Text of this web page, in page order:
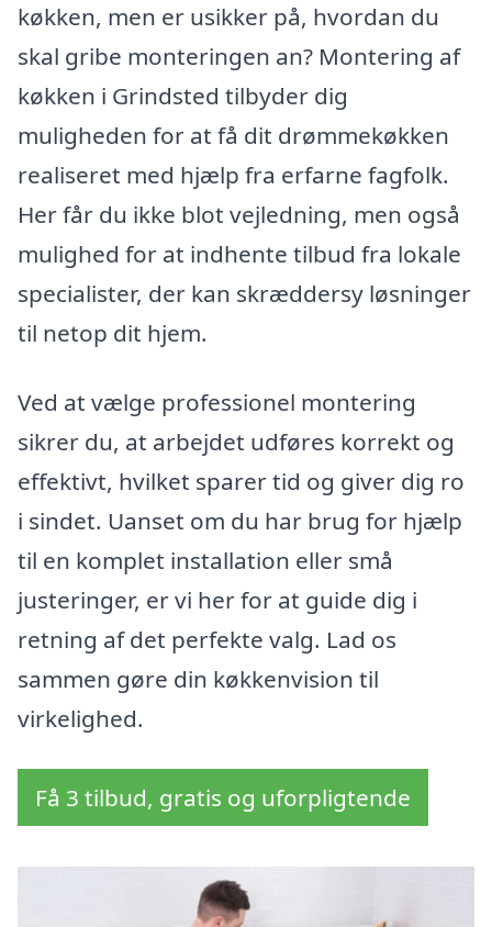
køkken, men er usikker på, hvordan du
skal gribe monteringen an? Montering af
køkken i Grindsted tilbyder dig
muligheden for at få dit drømmekøkken
realiseret med hjælp fra erfarne fagfolk.
Her får du ikke blot vejledning, men også
mulighed for at indhente tilbud fra lokale
specialister, der kan skræddersy løsninger
til netop dit hjem.
Ved at vælge professionel montering
sikrer du, at arbejdet udføres korrekt og
effektivt, hvilket sparer tid og giver dig ro
i sindet. Uanset om du har brug for hjælp
til en komplet installation eller små
justeringer, er vi her for at guide dig i
retning af det perfekte valg. Lad os
sammen gøre din køkkenvision til
virkelighed.
Få 3 tilbud, gratis og uforpligtende